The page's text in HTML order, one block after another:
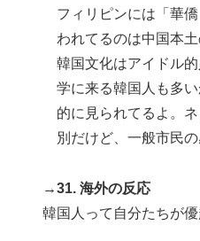
フィリピンには「華
われてるのは中国本
韓国文化はアイドル
学に来る韓国人も多
的に見られてるよ。
別だけど、一般市民
→31. 海外の反応
韓国人って自分たちが